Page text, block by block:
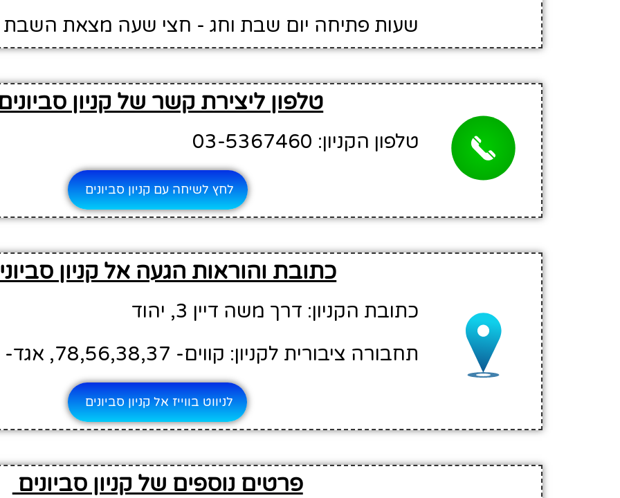
שעות פתיחה יום שבת וחג - חצי שעה מצאת השבת -
טלפון ליצירת קשר של קניון
טלפון הקניון: 03-5367460
לחץ לשיחה עם קניון סביונים
כתובת והוראות הגעה אל קניון
כתובת הקניון: דרך משה דיין 3, יהוד
תחבורה ציבורית לקניון: קווים- 78,56,38,37, אגד- 475
לניווט בווייז אל קניון סביונים
פרטים נוספים של קניון סביונים